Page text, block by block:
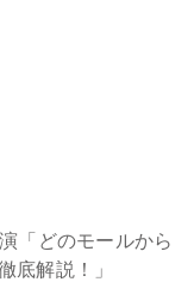
「どのモールから
底解説！」